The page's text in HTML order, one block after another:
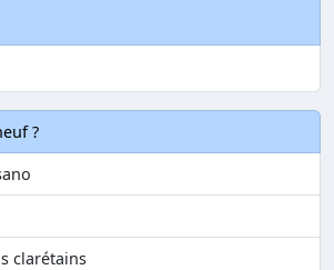
?
clarétains